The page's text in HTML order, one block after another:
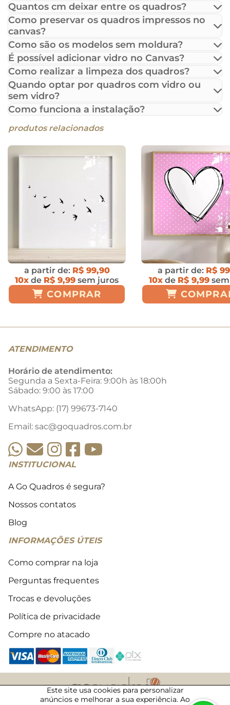
Quantos cm deixar entre os quadros?
Como preservar os quadros impressos no
canvas?
Como são os modelos sem moldura?
É possível adicionar vidro no Canvas?
Como realizar a limpeza dos quadros?
Quando optar por quadros com vidro ou
sem vidro?
Como funciona a instalação?
produtos relacionados
a partir de: R$ 99,90
10x de R$ 9,99 sem juros
COMPRAR
a partir de: R$
10xde R$ 9,99sem
ATENDIMENTO
Horário de atendimento:
Segunda a Sexta-Feira: 9:00h às 18:00h
Sábado: 9:00 às 17:00
WhatsApp: (17) 99673-7140
Email: sac@goquadros.com.br
INSTITUCIONAL
A Go Quadros é segura?
Nossos contatos
Blog
INFORMAÇÕES ÚTEIS
Como comprar na loja
Perguntas frequentes
Trocas e devoluções
Política de privacidade
Compre no atacado
Este site usa cookies para personalizar
anúncios e melhorar a sua experiência. Ao